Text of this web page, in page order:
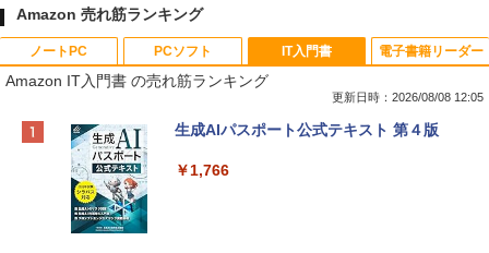
Amazon 売れ筋ランキング
ノートPC
Apple 2026 MacBook Neo A18 Proチッ
e Intelligenceのために設計、Liquid Ret
PCソフト
Robloxギフトカード - 800 Robux 【限
インゲームコード】 ロブロックス | オン
IT入門書
Amazon IT入門書 の売れ筋ランキング
更新日時：2026/08/08 12:05
生成AIパスポート公式テキスト 第４版
￥1,766
電子書籍リーダー